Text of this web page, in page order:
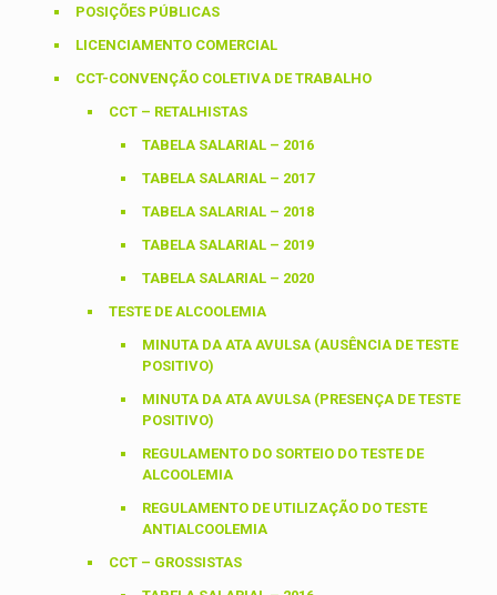
POSIÇÕES PÚBLICAS
LICENCIAMENTO COMERCIAL
CCT-CONVENÇÃO COLETIVA DE TRABALHO
CCT – RETALHISTAS
TABELA SALARIAL – 2016
TABELA SALARIAL – 2017
TABELA SALARIAL – 2018
TABELA SALARIAL – 2019
TABELA SALARIAL – 2020
TESTE DE ALCOOLEMIA
MINUTA DA ATA AVULSA (AUSÊNCIA DE TESTE
POSITIVO)
MINUTA DA ATA AVULSA (PRESENÇA DE TESTE
POSITIVO)
REGULAMENTO DO SORTEIO DO TESTE DE
ALCOOLEMIA
REGULAMENTO DE UTILIZAÇÃO DO TESTE
ANTIALCOOLEMIA
CCT – GROSSISTAS